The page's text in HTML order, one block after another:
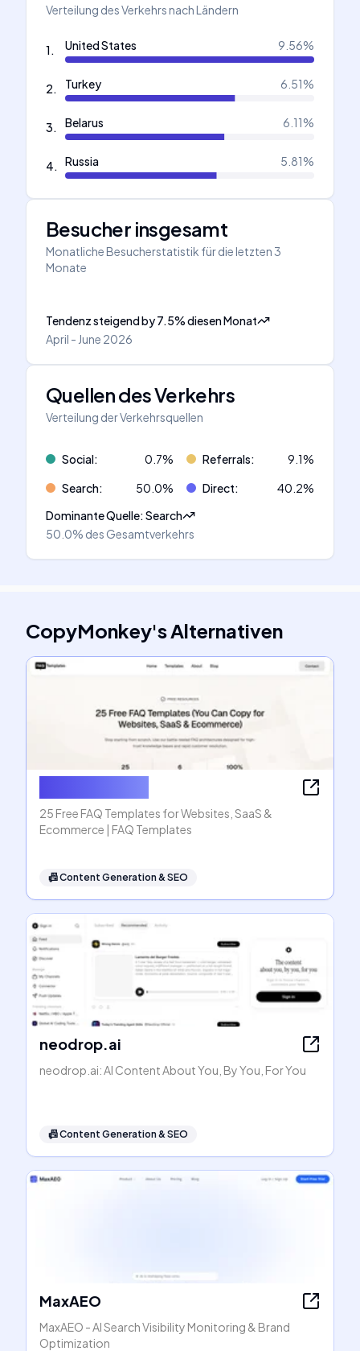
Verteilung des Verkehrs nach Ländern
1. United States 9.56%
2. Turkey 6.51%
3. Belarus 6.11%
4. Russia 5.81%
Besucher insgesamt
Monatliche Besucherstatistik für die letzten 3
Monate
Tendenz steigendby7.5%diesen Monat
April - June 2026
Quellen des Verkehrs
Verteilung der Verkehrsquellen
Social: 0.7% Referrals: 9.1%
Search: 50.0% Direct: 40.2%
Dominante Quelle:Search
50.0% des Gesamtverkehrs
CopyMonkey'sAlternativen
25 Free FAQ Templates for Websites, SaaS &
Ecommerce | FAQ Templates
📠Content Generation & SEO
neodrop.ai
neodrop.ai: AI Content About You, By You, For You
📠Content Generation & SEO
MaxAEO
MaxAEO - AI Search Visibility Monitoring & Brand
Optimization